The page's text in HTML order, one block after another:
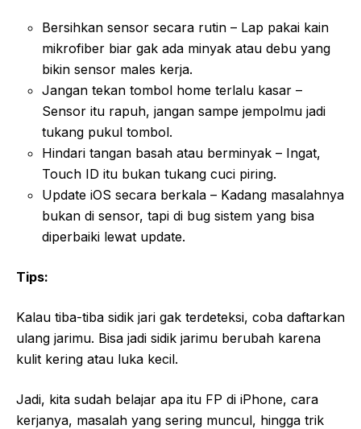
Bersihkan sensor secara rutin – Lap pakai kain
mikrofiber biar gak ada minyak atau debu yang
bikin sensor males kerja.
Jangan tekan tombol home terlalu kasar –
Sensor itu rapuh, jangan sampe jempolmu jadi
tukang pukul tombol.
Hindari tangan basah atau berminyak – Ingat,
Touch ID itu bukan tukang cuci piring.
Update iOS secara berkala – Kadang masalahnya
bukan di sensor, tapi di bug sistem yang bisa
diperbaiki lewat update.
Tips:
Kalau tiba-tiba sidik jari gak terdeteksi, coba daftarkan
ulang jarimu. Bisa jadi sidik jarimu berubah karena
kulit kering atau luka kecil.
Jadi, kita sudah belajar apa itu FP di iPhone, cara
kerjanya, masalah yang sering muncul, hingga trik